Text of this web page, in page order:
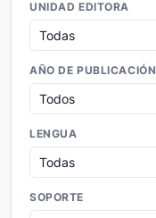
UNIDAD EDITORA
AÑO DE PUBLICACIÓN
LENGUA
SOPORTE